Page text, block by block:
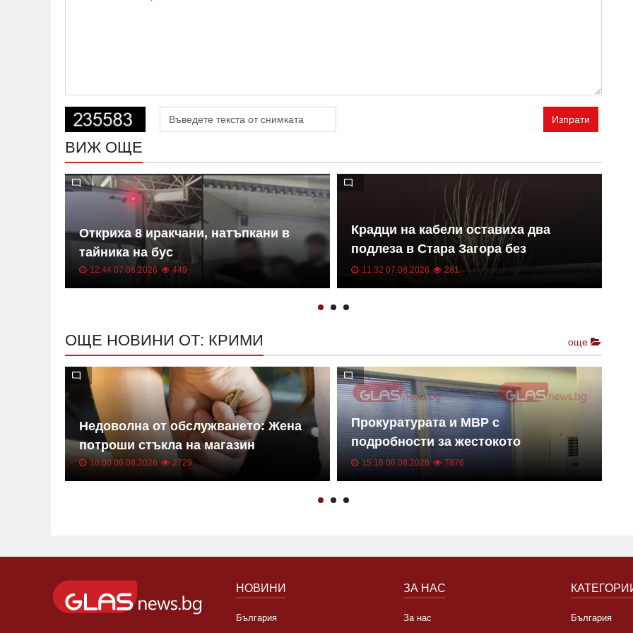
Изпрати
ВИЖ ОЩЕ
Откриха 8 иракчани, натъпкани в
тайника на бус
12:44 07.08.2026 449
Крадци на кабели оставиха два
подлеза в Стара Загора без
осветление
11:32 07.08.2026 281
ОЩЕ НОВИНИ ОТ: КРИМИ още
Недоволна от обслужването: Жена
потроши стъкла на магазин
16:00 06.08.2026 2729
Прокуратурата и МВР с
подробности за жестокото
убийство в Пловдив ВИДЕО
15:16 06.08.2026 7876
НОВИНИ
България
ЗА НАС
За нас
България